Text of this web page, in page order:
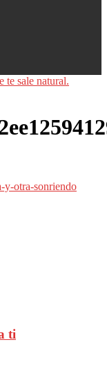
te sale natural.
ti